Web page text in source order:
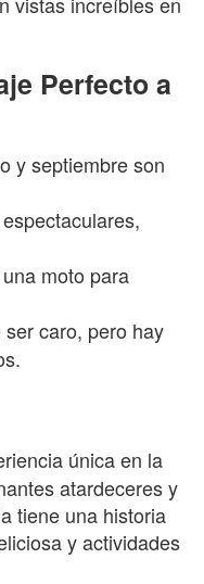
Perfecto a
y septiembre son
moto para
caro, pero hay
única en la
atardeceres y
tiene una historia
y actividades